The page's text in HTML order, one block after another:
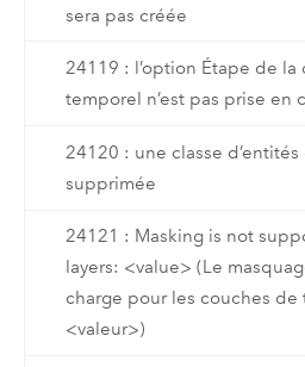
sera pas créée
24119 : l’option Étape de
temporel n’est pas prise en
24120 : une classe
supprimée
24121 : Masking is not
layers: <value> (Le
charge pour les couches de
<valeur>)